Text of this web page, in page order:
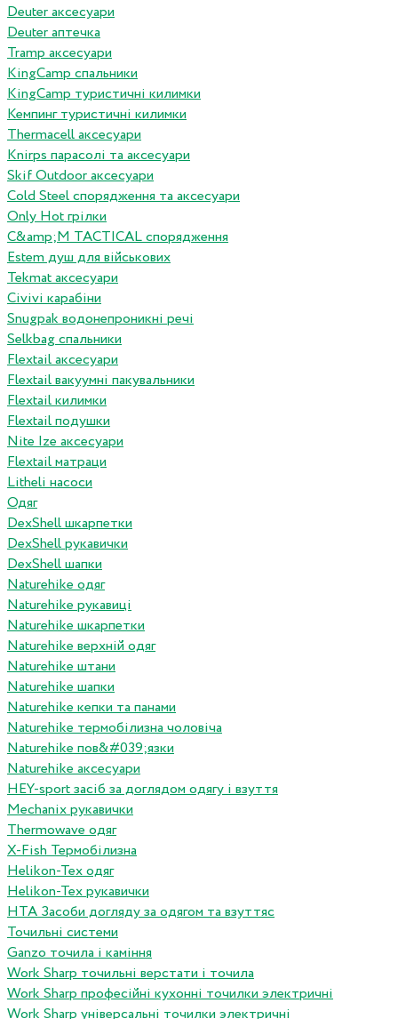
Deuter аксесуари
Deuter аптечка
Tramp аксесуари
KingCamp спальники
KingCamp туристичні килимки
Кемпинг туристичні килимки
Thermacell аксесуари
Knirps парасолі та аксесуари
Skif Outdoor аксесуари
Cold Steel спорядження та аксесуари
Only Hot грілки
C&amp;M TACTICAL спорядження
Estem душ для військових
Tekmat аксесуари
Сivivi карабіни
Snugpak водонепроникні речі
Selkbag спальники
Flextail аксесуари
Flextail вакуумні пакувальники
Flextail килимки
Flextail подушки
Nite Ize аксесуари
Flextail матраци
Litheli насоси
Одяг
DexShell шкарпетки
DexShell рукавички
DexShell шапки
Naturehike одяг
Naturehike рукавиці
Naturehike шкарпетки
Naturehike верхній одяг
Naturehike штани
Naturehike шапки
Naturehike кепки та панами
Naturehike термобілизна чоловіча
Naturehike пов&#039;язки
Naturehike аксесуари
HEY-sport засіб за доглядом одягу і взуття
Mechanix рукавички
Thermowave одяг
X-Fish Термобілизна
Helikon-Tex одяг
Helikon-Tex рукавички
HTA Засоби догляду за одягом та взуттяс
Точильні системи
Ganzo точила і каміння
Work Sharp точильні верстати і точила
Work Sharp професiйнi кухоннi точилки электричнi
Work Sharp унiверсальнi точилки электричнi